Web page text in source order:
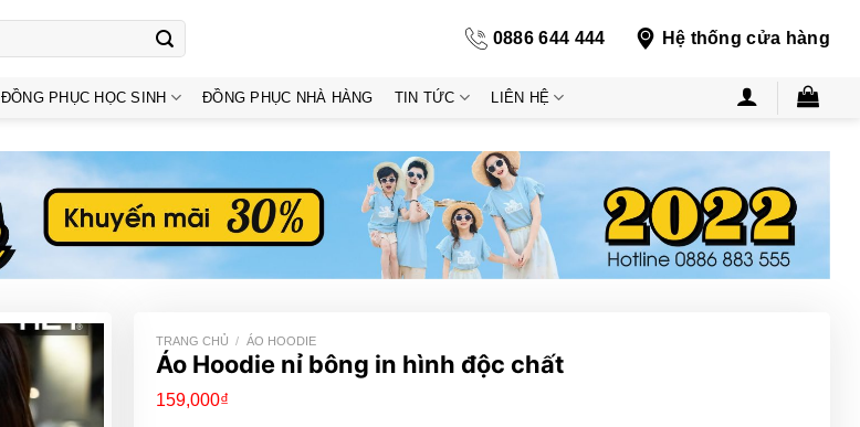
0886 644 444 Hệ thống cửa hàng
ĐỒNG PHỤC HỌC SINH ĐỒNG PHỤC NHÀ HÀNG TIN TỨC LIÊN HỆ
TRANG CHỦ / ÁO HOODIE
Áo Hoodie nỉ bông in hình độc chất
159,000₫